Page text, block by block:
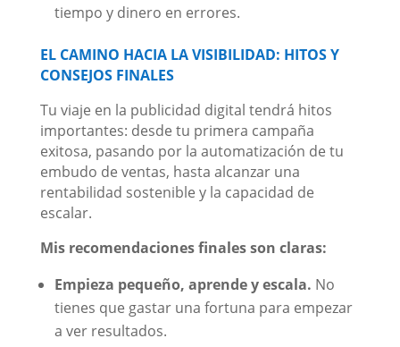
tiempo y dinero en errores.
EL CAMINO HACIA LA VISIBILIDAD: HITOS Y
CONSEJOS FINALES
Tu viaje en la publicidad digital tendrá hitos
importantes: desde tu primera campaña
exitosa, pasando por la automatización de tu
embudo de ventas, hasta alcanzar una
rentabilidad sostenible y la capacidad de
escalar.
Mis recomendaciones finales son claras:
Empieza pequeño, aprende y escala. No
tienes que gastar una fortuna para empezar
a ver resultados.